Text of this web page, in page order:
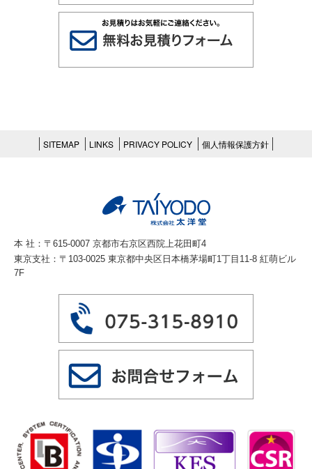
SITEMAP LINKS PRIVACY POLICY 個人情報保護方針
本 社：〒615-0007 京都市右京区西院上花田町4
東京支社：〒103-0025 東京都中央区日本橋茅場町1丁目11-8 紅萌ビル
7F